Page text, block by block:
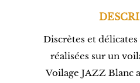
Discrètes et
réalisées sur un
Voilage JAZZ Blanc